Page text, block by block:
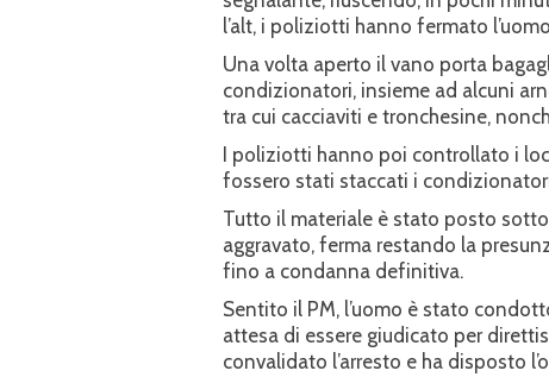
l’alt, i poliziotti hanno fermato
Una volta aperto il vano porta
condizionatori, insieme ad alcuni
tra cui cacciaviti e tronchesine,
I poliziotti hanno poi controllato i
fossero stati staccati i
Tutto il materiale è stato posto
aggravato, ferma restando la
fino a condanna definitiva.
Sentito il PM, l’uomo è stato
attesa di essere giudicato per
convalidato l’arresto e ha disposto